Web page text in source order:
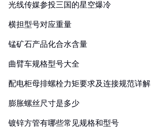
光线传媒参投三国的星空爆冷
横担型号对应重量
锰矿石产品化合水含量
曲臂车规格型号大全
配电柜母排螺栓力矩要求及连接规范详解
膨胀螺丝尺寸是多少
镀锌方管有哪些常见规格和型号